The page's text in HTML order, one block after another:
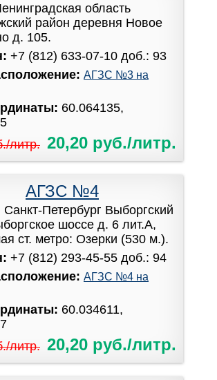
область
район деревня Новое
д. 105.
+7 (812) 633-07-10 доб.: 93
АГЗС №3 на
60.064135,
литр. 20,20 руб./литр.
АГЗС №4
Санкт-Петербург Выборгский
шоссе д. 6 лит.А,
ст. метро: Озерки (530 м.).
+7 (812) 293-45-55 доб.: 94
АГЗС №4 на
60.034611,
литр. 20,20 руб./литр.